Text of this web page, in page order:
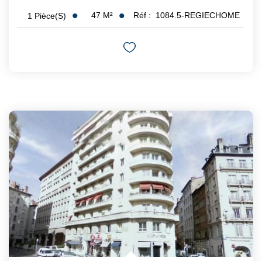
1 Pièce(s) 47 M² Réf : 1084.5-REGIECHOME